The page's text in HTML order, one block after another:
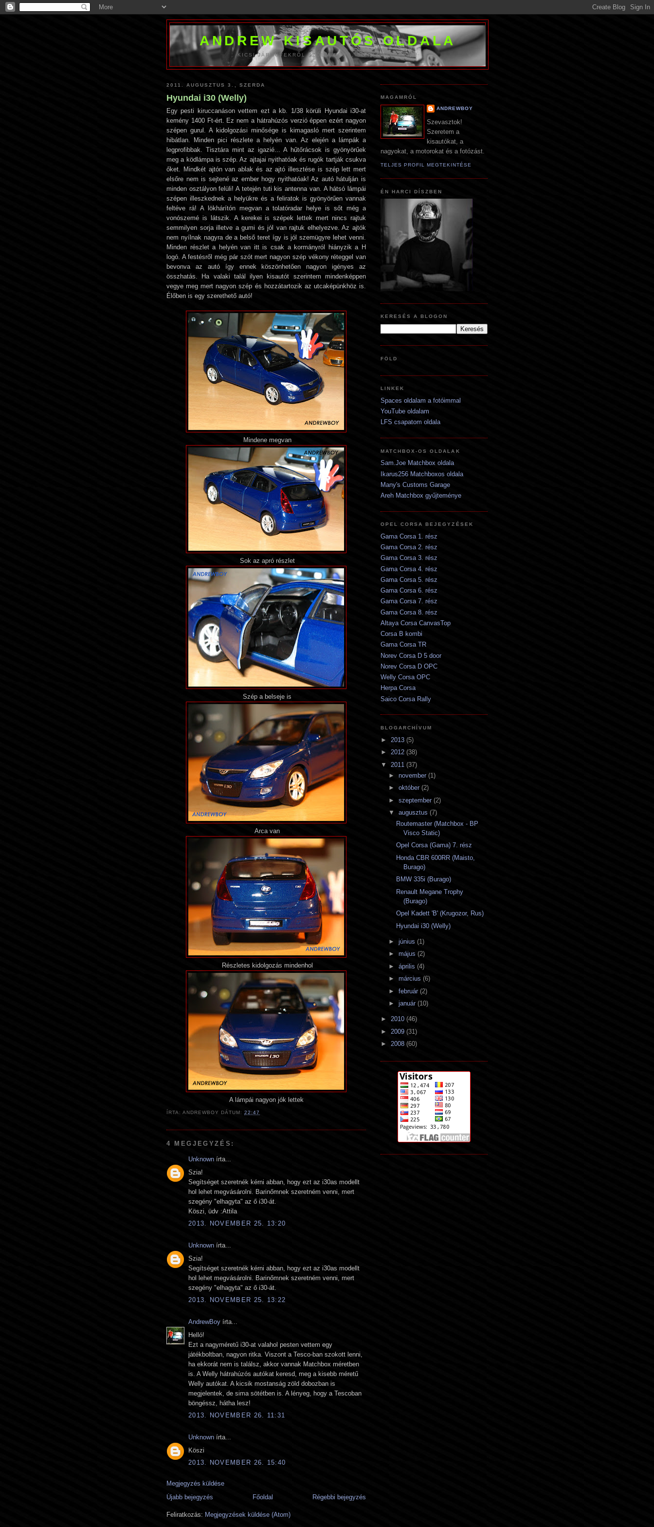
ANDREW KISAUTÓS OLDALA
KICSI JÁRMŰVEKRŐL SZÓL A BLOG, SOK FÉNYKÉPPEL!
2011. AUGUSZTUS 3., SZERDA
Hyundai i30 (Welly)
Egy pesti kiruccanáson vettem ezt a kb. 1/38 körüli Hyundai i30-at
kemény 1400 Ft-ért. Ez nem a hátrahúzós verzió éppen ezért nagyon
szépen gurul. A kidolgozási minősége is kimagasló mert szerintem
hibátlan. Minden pici részlete a helyén van. Az elején a lámpák a
legprofibbak. Tisztára mint az igazié... A hűtőrácsok is gyönyörűek
meg a ködlámpa is szép. Az ajtajai nyithatóak és rugók tartják csukva
őket. Mindkét ajtón van ablak és az ajtó illesztése is szép lett mert
elsőre nem is sejtené az ember hogy nyithatóak! Az autó hátulján is
minden osztályon felüli! A tetején tuti kis antenna van. A hátsó lámpái
szépen illeszkednek a helyükre és a feliratok is gyönyörűen vannak
feltéve rá! A lökhárítón megvan a tolatóradar helye is sőt még a
vonószemé is látszik. A kerekei is szépek lettek mert nincs rajtuk
semmilyen sorja illetve a gumi és jól van rajtuk elhelyezve. Az ajtók
nem nyílnak nagyra de a belső teret így is jól szemügyre lehet venni.
Minden részlet a helyén van itt is csak a kormányról hiányzik a H
logó. A festésről még pár szót mert nagyon szép vékony réteggel van
bevonva az autó így ennek köszönhetően nagyon igényes az
összhatás. Ha valaki talál ilyen kisautót szerintem mindenképpen
vegye meg mert nagyon szép és hozzátartozik az utcaképünkhöz is.
Élőben is egy szerethető autó!
Mindene megvan
Sok az apró részlet
Szép a belseje is
Arca van
Részletes kidolgozás mindenhol
A lámpái nagyon jók lettek
ÍRTA:ANDREWBOY DÁTUM:22:47
4 MEGJEGYZÉS:
Unknown írta...
Szia!
Segítséget szeretnék kérni abban, hogy ezt az i30as modellt
hol lehet megvásárolni. Barinőmnek szeretném venni, mert
szegény "elhagyta" az ő i30-át.
Köszi, üdv :Attila
2013. NOVEMBER 25. 13:20
Unknown írta...
Szia!
Segítséget szeretnék kérni abban, hogy ezt az i30as modellt
hol lehet megvásárolni. Barinőmnek szeretném venni, mert
szegény "elhagyta" az ő i30-át.
2013. NOVEMBER 25. 13:22
AndrewBoy írta...
Helló!
Ezt a nagyméretű i30-at valahol pesten vettem egy
játékboltban, nagyon ritka. Viszont a Tesco-ban szokott lenni,
ha ekkorát nem is találsz, akkor vannak Matchbox méretben
is. A Welly hátrahúzós autókat keresd, meg a kisebb méretű
Welly autókat. A kicsik mostanság zöld dobozban is
megjelentek, de sima sötétben is. A lényeg, hogy a Tescoban
böngéssz, hátha lesz!
2013. NOVEMBER 26. 11:31
Unknown írta...
Köszi
2013. NOVEMBER 26. 15:40
Megjegyzés küldése
Újabb bejegyzés
Régebbi bejegyzés
Főoldal
Feliratkozás: Megjegyzések küldése (Atom)
MAGAMRÓL
ANDREWBOY
Szevasztok!
Szeretem a
kisautókat, a
nagyokat, a motorokat és a fotózást.
TELJES PROFIL MEGTEKINTÉSE
ÉN HARCI DÍSZBEN
KERESÉS A BLOGON
FÖLD
LINKEK
Spaces oldalam a fotóimmal
YouTube oldalam
LFS csapatom oldala
MATCHBOX-OS OLDALAK
Sam.Joe Matchbox oldala
Ikarus256 Matchboxos oldala
Many's Customs Garage
Areh Matchbox gyűjteménye
OPEL CORSA BEJEGYZÉSEK
Gama Corsa 1. rész
Gama Corsa 2. rész
Gama Corsa 3. rész
Gama Corsa 4. rész
Gama Corsa 5. rész
Gama Corsa 6. rész
Gama Corsa 7. rész
Gama Corsa 8. rész
Altaya Corsa CanvasTop
Corsa B kombi
Gama Corsa TR
Norev Corsa D 5 door
Norev Corsa D OPC
Welly Corsa OPC
Herpa Corsa
Saico Corsa Rally
BLOGARCHÍVUM
► 2013 (5)
► 2012 (38)
▼ 2011 (37)
► november (1)
► október (2)
► szeptember (2)
▼ augusztus (7)
Routemaster (Matchbox - BP
Visco Static)
Opel Corsa (Gama) 7. rész
Honda CBR 600RR (Maisto,
Burago)
BMW 335i (Burago)
Renault Megane Trophy
(Burago)
Opel Kadett 'B' (Krugozor, Rus)
Hyundai i30 (Welly)
► június (1)
► május (2)
► április (4)
► március (6)
► február (2)
► január (10)
► 2010 (46)
► 2009 (31)
► 2008 (60)